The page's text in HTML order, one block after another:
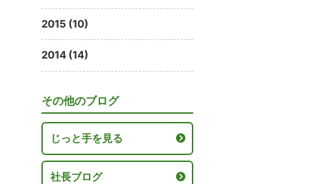
2015 (10)
2014 (14)
その他のブログ
じっと手を見る
社長ブログ